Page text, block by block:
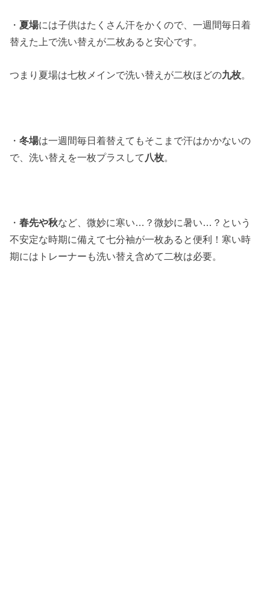
・夏場には子供はたくさん汗をかくので、一週間毎日着
替えた上で洗い替えが二枚あると安心です。
つまり夏場は七枚メインで洗い替えが二枚ほどの九枚。
・冬場は一週間毎日着替えてもそこまで汗はかかないの
で、洗い替えを一枚プラスして 八枚
・春先や秋など、微妙に寒い…？微妙に暑い…？という
不安定な時期に備えて七分袖が一枚あると便利！寒い時
期にはトレーナーも洗い替え含めて二枚は必要。